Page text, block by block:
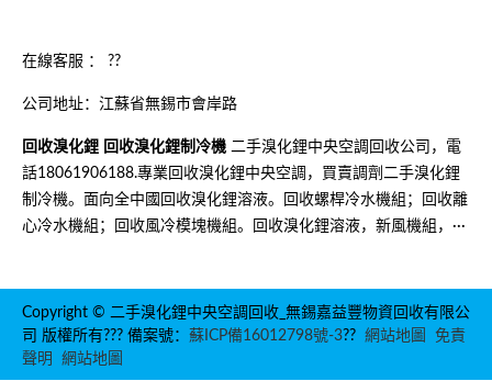
在線客服 ： ??
公司地址：江蘇省無錫市會岸路
回收溴化鋰 回收溴化鋰制冷機 二手溴化鋰中央空調回收公司，電
話18061906188.專業回收溴化鋰中央空調，買賣調劑二手溴化鋰
制冷機。面向全中國回收溴化鋰溶液。回收螺桿冷水機組；回收離
心冷水機組；回收風冷模塊機組。回收溴化鋰溶液，新風機組，···
Copyright © 二手溴化鋰中央空調回收_無錫嘉益豐物資回收有限公
司 版權所有??? 備案號： 蘇ICP備16012798號-3?? 網站地圖
免責
聲明
網站地圖